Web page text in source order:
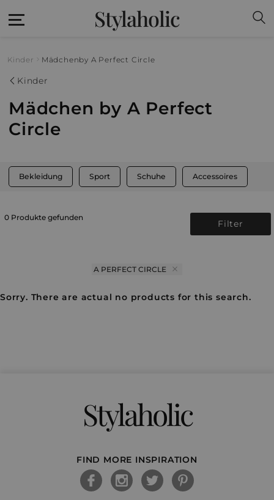
Stylaholic
Kinder Mädchenby A Perfect Circle
Kinder
Mädchen by A Perfect
Circle
Bekleidung Sport Schuhe Accessoires
0 Produkte gefunden
Filter
A PERFECT CIRCLE
Sorry. There are actual no products for this search.
Stylaholic
FIND MORE INSPIRATION